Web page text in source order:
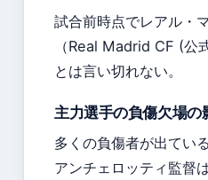
試合前時点でレアル・
（Real Madrid CF (公
とは言い切れない。
主力選手の負傷欠場の
多くの負傷者が出てい
アンチェロッティ監督